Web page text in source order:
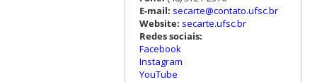
E-mail: secarte@contato.ufsc.br
Website: secarte.ufsc.br
Redes sociais:
Facebook
Instagram
YouTube